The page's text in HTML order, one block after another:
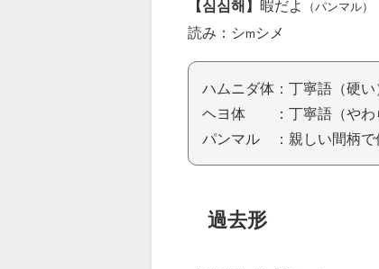
【심심해】 暇だよ （パンマル）
読み：シm シメ
ハムニダ体：丁寧語（硬い
ヘヨ体 ：丁寧語（やわ
パンマル ：親しい間柄で
過去形